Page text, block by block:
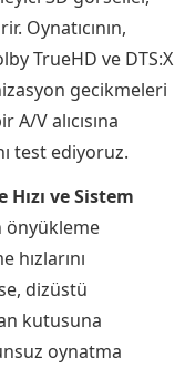
Oynatıcının,
TrueHD ve DTS:X
gecikmeleri
V alıcısına
test ediyoruz.
ve Sistem
önyükleme
dizüstü
kutusuna
oynatma